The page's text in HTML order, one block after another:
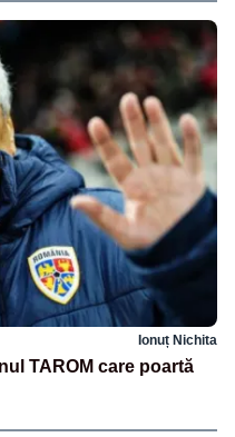
Ionuț Nichita
TAROM care poartă